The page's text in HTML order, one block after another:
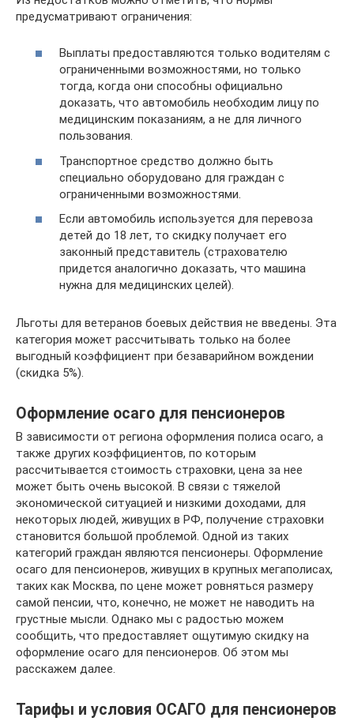
предусматривают ограничения:
Выплаты предоставляются только водителям с
ограниченными возможностями, но только
тогда, когда они способны официально
доказать, что автомобиль необходим лицу по
медицинским показаниям, а не для личного
пользования.
Транспортное средство должно быть
специально оборудовано для граждан с
ограниченными возможностями.
Если автомобиль используется для перевоза
детей до 18 лет, то скидку получает его
законный представитель (страхователю
придется аналогично доказать, что машина
нужна для медицинских целей).
Льготы для ветеранов боевых действия не введены. Эта
категория может рассчитывать только на более
выгодный коэффициент при безаварийном вождении
(скидка 5%).
Оформление осаго для пенсионеров
В зависимости от региона оформления полиса осаго, а
также других коэффициентов, по которым
рассчитывается стоимость страховки, цена за нее
может быть очень высокой. В связи с тяжелой
экономической ситуацией и низкими доходами, для
некоторых людей, живущих в РФ, получение страховки
становится большой проблемой. Одной из таких
категорий граждан являются пенсионеры. Оформление
осаго для пенсионеров, живущих в крупных мегаполисах,
таких как Москва, по цене может ровняться размеру
самой пенсии, что, конечно, не может не наводить на
грустные мысли. Однако мы с радостью можем
сообщить, что предоставляет ощутимую скидку на
оформление осаго для пенсионеров. Об этом мы
расскажем далее.
Тарифы и условия ОСАГО для пенсионеров